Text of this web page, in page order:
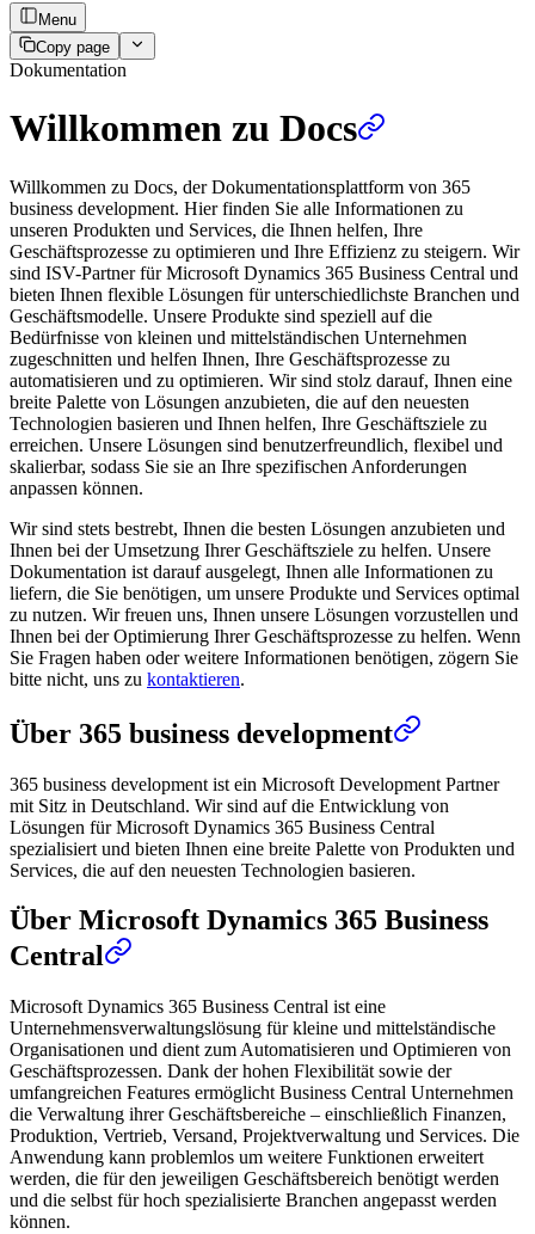
Menu
Copy page
Dokumentation
Willkommen zu Docs
Willkommen zu Docs, der Dokumentationsplattform von 365
business development. Hier finden Sie alle Informationen zu
unseren Produkten und Services, die Ihnen helfen, Ihre
Geschäftsprozesse zu optimieren und Ihre Effizienz zu steigern. Wir
sind ISV-Partner für Microsoft Dynamics 365 Business Central und
bieten Ihnen flexible Lösungen für unterschiedlichste Branchen und
Geschäftsmodelle. Unsere Produkte sind speziell auf die
Bedürfnisse von kleinen und mittelständischen Unternehmen
zugeschnitten und helfen Ihnen, Ihre Geschäftsprozesse zu
automatisieren und zu optimieren. Wir sind stolz darauf, Ihnen eine
breite Palette von Lösungen anzubieten, die auf den neuesten
Technologien basieren und Ihnen helfen, Ihre Geschäftsziele zu
erreichen. Unsere Lösungen sind benutzerfreundlich, flexibel und
skalierbar, sodass Sie sie an Ihre spezifischen Anforderungen
anpassen können.
Wir sind stets bestrebt, Ihnen die besten Lösungen anzubieten und
Ihnen bei der Umsetzung Ihrer Geschäftsziele zu helfen. Unsere
Dokumentation ist darauf ausgelegt, Ihnen alle Informationen zu
liefern, die Sie benötigen, um unsere Produkte und Services optimal
zu nutzen. Wir freuen uns, Ihnen unsere Lösungen vorzustellen und
Ihnen bei der Optimierung Ihrer Geschäftsprozesse zu helfen. Wenn
Sie Fragen haben oder weitere Informationen benötigen, zögern Sie
bitte nicht, uns zu kontaktieren.
Über 365 business development
365 business development ist ein Microsoft Development Partner
mit Sitz in Deutschland. Wir sind auf die Entwicklung von
Lösungen für Microsoft Dynamics 365 Business Central
spezialisiert und bieten Ihnen eine breite Palette von Produkten und
Services, die auf den neuesten Technologien basieren.
Über Microsoft Dynamics 365 Business
Central
Microsoft Dynamics 365 Business Central ist eine
Unternehmensverwaltungslösung für kleine und mittelständische
Organisationen und dient zum Automatisieren und Optimieren von
Geschäftsprozessen. Dank der hohen Flexibilität sowie der
umfangreichen Features ermöglicht Business Central Unternehmen
die Verwaltung ihrer Geschäftsbereiche – einschließlich Finanzen,
Produktion, Vertrieb, Versand, Projektverwaltung und Services. Die
Anwendung kann problemlos um weitere Funktionen erweitert
werden, die für den jeweiligen Geschäftsbereich benötigt werden
und die selbst für hoch spezialisierte Branchen angepasst werden
können.